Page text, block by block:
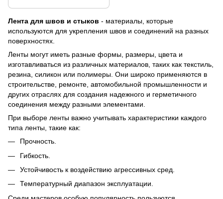
Лента для швов и стыков - материалы, которые
используются для укрепления швов и соединений на разных
поверхностях.
Ленты могут иметь разные формы, размеры, цвета и
изготавливаться из различных материалов, таких как текстиль,
резина, силикон или полимеры. Они широко применяются в
строительстве, ремонте, автомобильной промышленности и
других отраслях для создания надежного и герметичного
соединения между разными элементами.
При выборе ленты важно учитывать характеристики каждого
типа ленты, такие как:
Прочность.
Гибкость.
Устойчивость к воздействию агрессивных сред.
Температурный диапазон эксплуатации.